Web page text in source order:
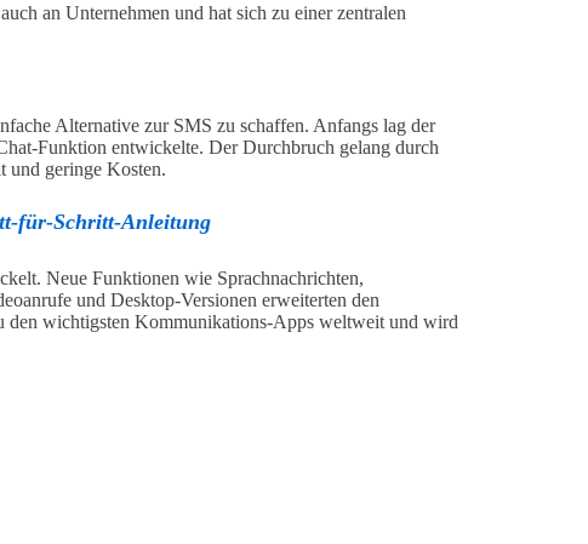
an Unternehmen und hat sich zu einer zentralen
Alternative zur SMS zu schaffen. Anfangs lag der
Funktion entwickelte. Der Durchbruch gelang durch
und geringe Kosten.
für-Schritt-Anleitung
Neue Funktionen wie Sprachnachrichten,
und Desktop-Versionen erweiterten den
den wichtigsten Kommunikations-Apps weltweit und wird